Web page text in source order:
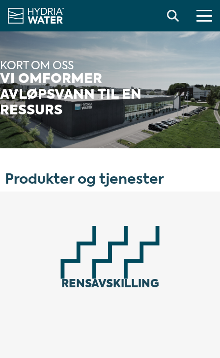
Search
KORT OM OSS
VI OMFORMER
AVLØPSVANN TIL EN
RESSURS
Produkter og tjenester
RENSAVSKILLING